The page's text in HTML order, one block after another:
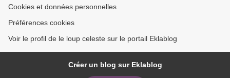
Cookies et données personnelles
Préférences cookies
Voir le profil de le loup celeste sur le portail Eklablog
Créer un blog sur Eklablog